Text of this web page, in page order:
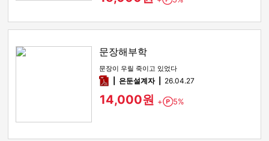
문장해부학
문장이 우릴 죽이고 있었다
pdf은둔설계자 26.04.27
14,000원 + Point
5%